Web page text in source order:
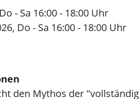
- Sa 16:00 - 18:00 Uhr
Do - Sa 16:00 - 18:00 Uhr
den Mythos der